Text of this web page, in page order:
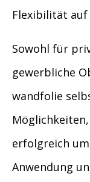
Flexibilität auf
Sowohl für
gewerbliche
wandfolie
erfolgreich
Anwendung